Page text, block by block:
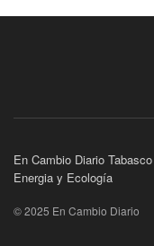
En Cambio Diario Tabasco
Energia y Ecología
© 2025 En Cambio Diario